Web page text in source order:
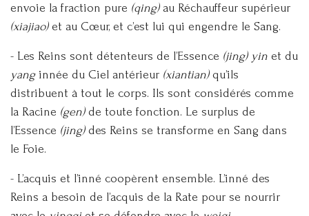
envoie la fraction pure (qing)au Réchauffeur supérieur
(xiajiao)et au Cœur, et c’est lui qui engendre le Sang.
- Les Reins sont détenteurs de l’Essence (jing) yin et du
yanginnée du Ciel antérieur (xiantian)qu’ils
distribuent à tout le corps. Ils sont considérés comme
la Racine (gen)de toute fonction. Le surplus de
l’Essence (jing)des Reins se transforme en Sang dans
le Foie.
- L’acquis et l’inné coopèrent ensemble. L’inné des
Reins a besoin de l’acquis de la Rate pour se nourrir